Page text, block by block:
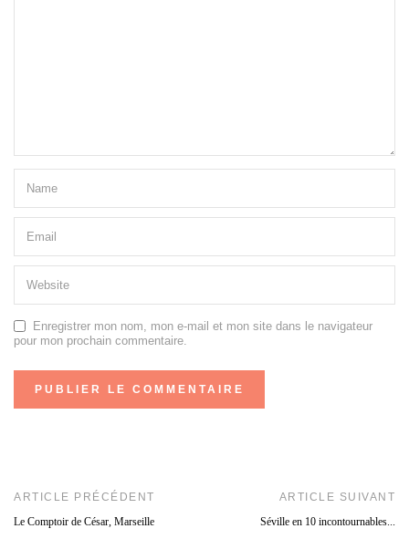
Enregistrer mon nom, mon e-mail et mon site dans le navigateur
pour mon prochain commentaire.
ARTICLE PRÉCÉDENT
Le Comptoir de César, Marseille
ARTICLE SUIVANT
Séville en 10 incontournables...